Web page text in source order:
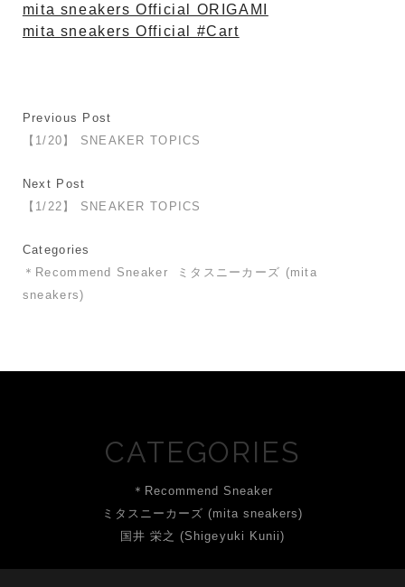
mita sneakers Official ORIGAMI
mita sneakers Official #Cart
Previous Post
【1/20】 SNEAKER TOPICS
Next Post
【1/22】 SNEAKER TOPICS
Categories
＊Recommend Sneaker
ミタスニーカーズ (mita
sneakers)
CATEGORIES
＊Recommend Sneaker
ミタスニーカーズ (mita sneakers)
国井 栄之 (Shigeyuki Kunii)